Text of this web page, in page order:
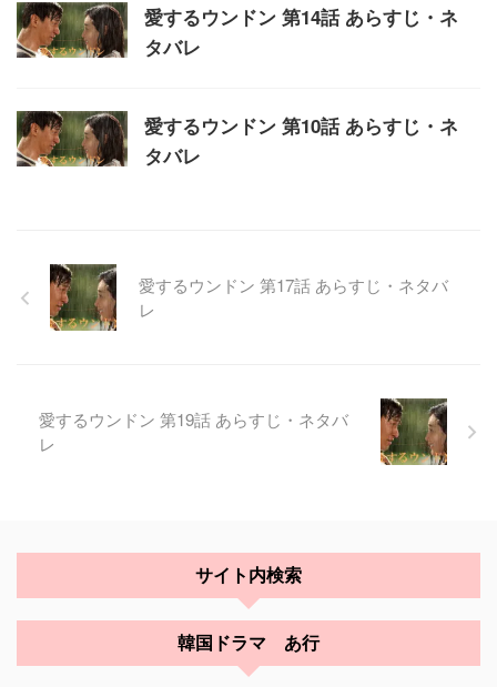
愛するウンドン 第14話 あらすじ・ネ
タバレ
愛するウンドン 第10話 あらすじ・ネ
タバレ
愛するウンドン 第17話 あらすじ・ネタバ
レ
愛するウンドン 第19話 あらすじ・ネタバ
レ
サイト内検索
韓国ドラマ あ行